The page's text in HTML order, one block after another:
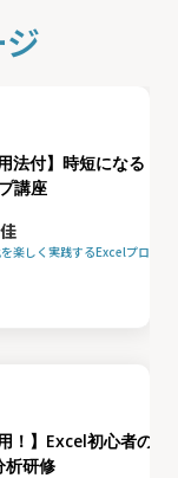
法付】時短になる
講座
楽しく実践するExcelプロフェ
！】Excel初心者のた
析研修